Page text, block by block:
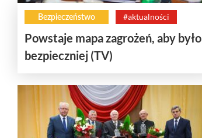
Bezpieczeństwo #aktualności
Powstaje mapa zagrożeń, aby było
bezpieczniej (TV)